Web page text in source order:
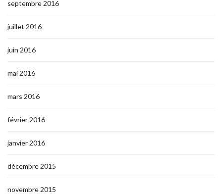
septembre 2016
juillet 2016
juin 2016
mai 2016
mars 2016
février 2016
janvier 2016
décembre 2015
novembre 2015